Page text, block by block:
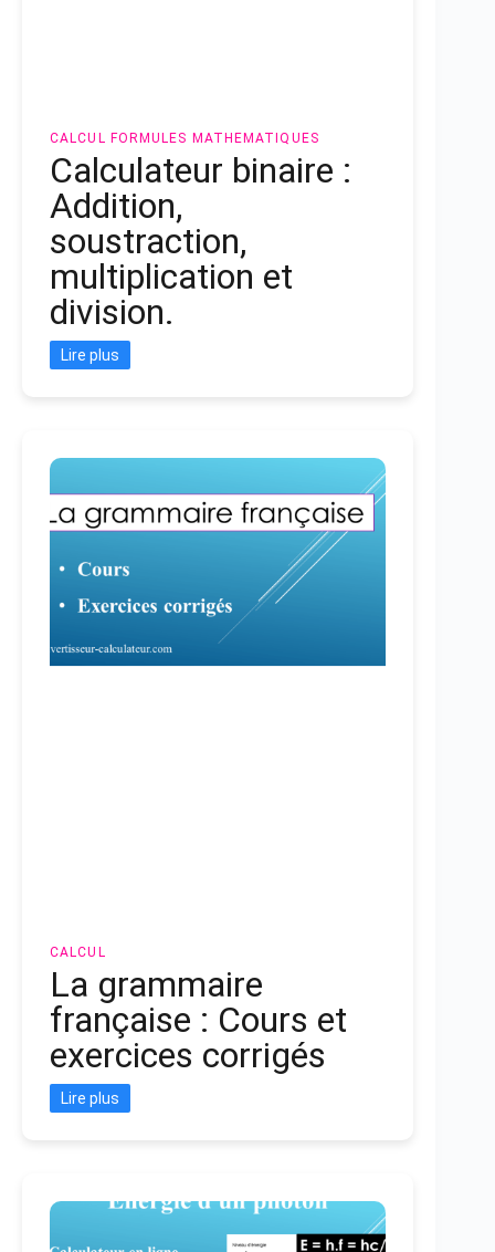
CALCUL FORMULES MATHEMATIQUES
Calculateur binaire :
Addition,
soustraction,
multiplication et
division.
Lire plus
CALCUL
La grammaire
française : Cours et
exercices corrigés
Lire plus